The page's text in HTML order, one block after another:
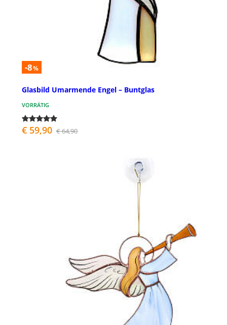
-8%
Glasbild Umarmende Engel – Buntglas
VORRÄTIG
€ 59,90 € 64,90